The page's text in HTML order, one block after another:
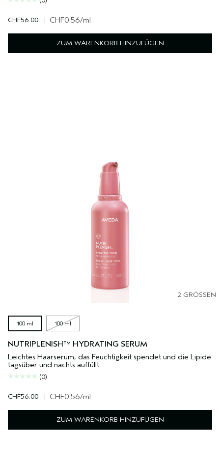
CHF56.00 | CHF0.56/ml
ZUM WARENKORB HINZUFÜGEN
2 GRÖSSEN
100 ml 100 ml
NUTRIPLENISH™ HYDRATING SERUM
Leichtes Haarserum, das Feuchtigkeit spendet und die Lipide
tagsüber und nachts auffüllt.
(0)
CHF56.00 | CHF0.56/ml
ZUM WARENKORB HINZUFÜGEN